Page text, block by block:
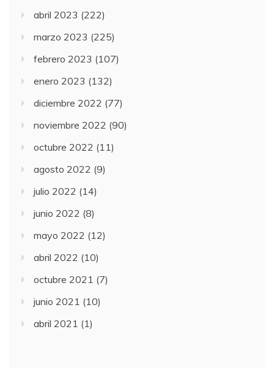
abril 2023 (222)
marzo 2023 (225)
febrero 2023 (107)
enero 2023 (132)
diciembre 2022 (77)
noviembre 2022 (90)
octubre 2022 (11)
agosto 2022 (9)
julio 2022 (14)
junio 2022 (8)
mayo 2022 (12)
abril 2022 (10)
octubre 2021 (7)
junio 2021 (10)
abril 2021 (1)